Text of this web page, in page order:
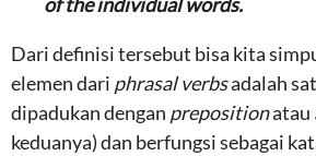
Dari definisi tersebut bisa kita
elemen dari phrasal verbsadalah
dipadukan dengan prepositionatau
keduanya) dan berfungsi sebagai